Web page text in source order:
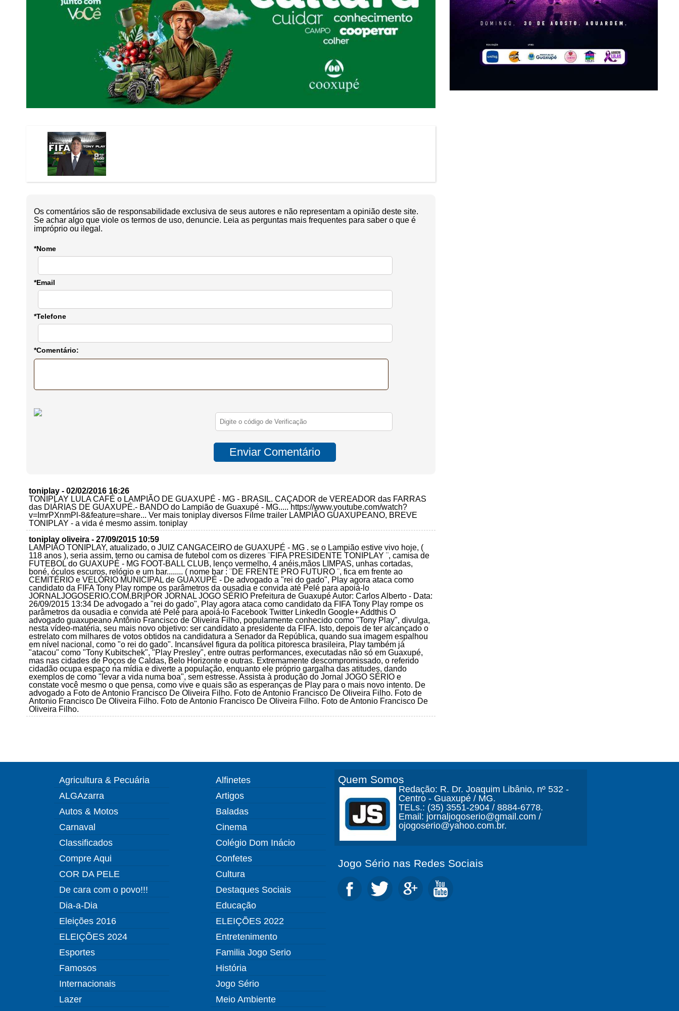
Os comentários são de responsabilidade exclusiva de seus autores e não representam a opinião deste site.
Se achar algo que viole os termos de uso, denuncie. Leia as perguntas mais frequentes para saber o que é
impróprio ou ilegal.
*Nome
*Email
*Telefone
*Comentário:
toniplay - 02/02/2016 16:26
TONIPLAY LULA CAFÉ o LAMPIÃO DE GUAXUPÉ - MG - BRASIL. CAÇADOR de VEREADOR das FARRAS
das DIÁRIAS DE GUAXUPÉ.- BANDO do Lampião de Guaxupé - MG..... https://www.youtube.com/watch?
v=ImrPXnmPl-8&feature=share... Ver mais toniplay diversos Filme trailer LAMPIÃO GUAXUPEANO, BREVE
TONIPLAY - a vida é mesmo assim. toniplay
toniplay oliveira - 27/09/2015 10:59
LAMPIÃO TONIPLAY, atualizado, o JUIZ CANGACEIRO de GUAXUPÉ - MG . se o Lampião estive vivo hoje, (
118 anos ), seria assim, terno ou camisa de futebol com os dizeres ¨FIFA PRESIDENTE TONIPLAY ¨, camisa de
FUTEBOL do GUAXUPÉ - MG FOOT-BALL CLUB, lenço vermelho, 4 anéis,mãos LIMPAS, unhas cortadas,
boné, óculos escuros, relógio e um bar........ ( nome bar : ¨DE FRENTE PRO FUTURO ¨, fica em frente ao
CEMITÉRIO e VELÓRIO MUNICIPAL de GUAXUPÉ - De advogado a "rei do gado", Play agora ataca como
candidato da FIFA Tony Play rompe os parâmetros da ousadia e convida até Pelé para apoiá-lo
JORNALJOGOSERIO.COM.BR|POR JORNAL JOGO SÉRIO Prefeitura de Guaxupé Autor: Carlos Alberto - Data:
26/09/2015 13:34 De advogado a "rei do gado", Play agora ataca como candidato da FIFA Tony Play rompe os
parâmetros da ousadia e convida até Pelé para apoiá-lo Facebook Twitter LinkedIn Google+ Addthis O
advogado guaxupeano Antônio Francisco de Oliveira Filho, popularmente conhecido como "Tony Play", divulga,
nesta vídeo-matéria, seu mais novo objetivo: ser candidato a presidente da FIFA. Isto, depois de ter alcançado o
estrelato com milhares de votos obtidos na candidatura a Senador da República, quando sua imagem espalhou
em nível nacional, como "o rei do gado". Incansável figura da política pitoresca brasileira, Play também já
"atacou" como "Tony Kubitschek", "Play Presley", entre outras performances, executadas não só em Guaxupé,
mas nas cidades de Poços de Caldas, Belo Horizonte e outras. Extremamente descompromissado, o referido
cidadão ocupa espaço na mídia e diverte a população, enquanto ele próprio gargalha das atitudes, dando
exemplos de como "levar a vida numa boa", sem estresse. Assista à produção do Jornal JOGO SÉRIO e
constate você mesmo o que pensa, como vive e quais são as esperanças de Play para o mais novo intento. De
advogado a Foto de Antonio Francisco De Oliveira Filho. Foto de Antonio Francisco De Oliveira Filho. Foto de
Antonio Francisco De Oliveira Filho. Foto de Antonio Francisco De Oliveira Filho. Foto de Antonio Francisco De
Oliveira Filho.
Agricultura & Pecuária
ALGAzarra
Autos & Motos
Carnaval
Classificados
Compre Aqui
COR DA PELE
De cara com o povo!!!
Dia-a-Dia
Eleições 2016
ELEIÇÕES 2024
Esportes
Famosos
Internacionais
Lazer
Alfinetes
Artigos
Baladas
Cinema
Colégio Dom Inácio
Confetes
Cultura
Destaques Sociais
Educação
ELEIÇÕES 2022
Entretenimento
Familia Jogo Serio
História
Jogo Sério
Meio Ambiente
Quem Somos
Redação: R. Dr. Joaquim Libânio, nº 532 -
Centro - Guaxupé / MG.
TELs.: (35) 3551-2904 / 8884-6778.
Email: jornaljogoserio@gmail.com /
ojogoserio@yahoo.com.br.
Jogo Sério nas Redes Sociais